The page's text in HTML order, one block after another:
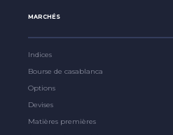
MARCHÉS
Indices
Bourse de casablanca
Options
Devises
Matières premières